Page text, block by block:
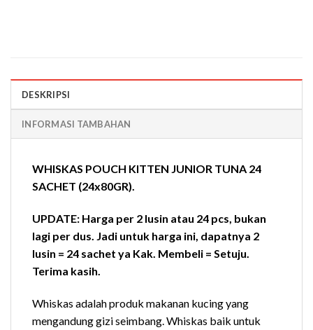
DESKRIPSI
INFORMASI TAMBAHAN
WHISKAS POUCH KITTEN JUNIOR TUNA 24
SACHET (24x80GR).
UPDATE: Harga per 2 lusin atau 24 pcs, bukan
lagi per dus. Jadi untuk harga ini, dapatnya 2
lusin = 24 sachet ya Kak. Membeli = Setuju.
Terima kasih.
Whiskas adalah produk makanan kucing yang
mengandung gizi seimbang. Whiskas baik untuk